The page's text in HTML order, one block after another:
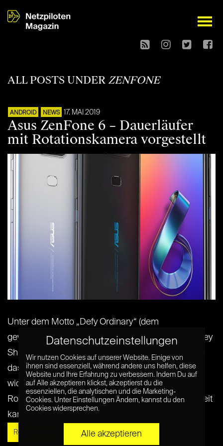
open
ALL POSTS UNDER ZENFONE
ANDROID NEWS 17. MAI 2019
Asus ZenFone 6 – Dauerläufer
mit Rotationskamera vorgestellt
Unter dem Motto „Defy Ordinary“ (dem
gewöhnlichen trotzen) stellte Asus Chairman Jonney
Shih am 16. Mai auf dem Launch-Event in Valencia
das neue Asus ZenFone 6 vor. Dem Gewöhnlichen
widersetzt sich Asus vor allem mit der innovativen
Rotationskamera. Doch auch die starke Akkulaufzeit
kann Eindruck schinden. „Wir haben uns vier[...] [...]
Read More »
Datenschutzeinstellungen
Wir nutzen Cookies auf unserer Website. Einige von
ihnen sind essenziell, während andere uns helfen, diese
Website und Ihre Erfahrung zu verbessern. Indem Du auf
auf Alle akzeptieren klickst, akzeptierst du die
essenziellen, die analytischen und die Marketing-
Cookies. Unter Einstellungen Ändern, kannst du den
Cookies widersprechen.
Alle akzeptieren